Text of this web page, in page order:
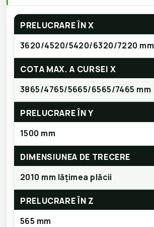
PRELUCRARE ÎN X
3620/4520/5420/6320/7220 mm
COTA MAX. A CURSEI X
3865/4765/5665/6565/7465 mm
PRELUCRARE ÎN Y
1500 mm
DIMENSIUNEA DE TRECERE
2010 mm lățimea plăcii
PRELUCRARE ÎN Z
565 mm